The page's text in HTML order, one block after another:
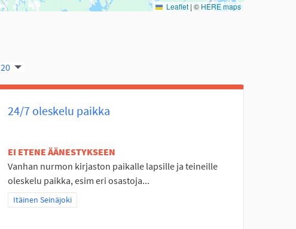
Leaflet | © HERE maps
20
24/7 oleskelu paikka
EI ETENE ÄÄNESTYKSEEN
Vanhan nurmon kirjaston paikalle lapsille ja teineille
oleskelu paikka, esim eri osastoja...
Rajaa tulokset teeman mukaan: Itäinen Seinäjoki
Itäinen Seinäjoki